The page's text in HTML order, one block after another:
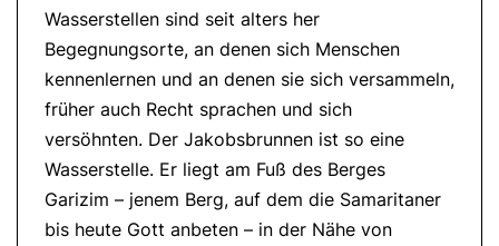
7|
2.Lesung:
5,1-
2.5-
Evangelium:
4,5-
Wasserstellen sind seit alters her
Begegnungsorte, an denen sich Menschen
kennenlernen und an denen sie sich versammeln,
früher auch Recht sprachen und sich
versöhnten. Der Jakobsbrunnen ist so eine
Wasserstelle. Er liegt am Fuß des Berges
Garizim – jenem Berg, auf dem die Samaritaner
bis heute Gott anbeten – in der Nähe von